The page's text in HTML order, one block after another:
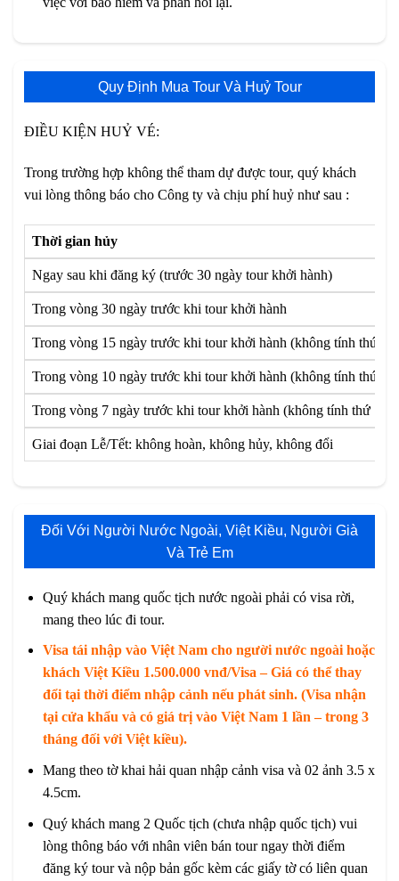
Quy Định Mua Tour Và Huỷ Tour
ĐIỀU KIỆN HUỶ VÉ:
Trong trường hợp không thể tham dự được tour, quý khách
vui lòng thông báo cho Công ty và chịu phí huỷ như sau :
Thời gian hủy
Ngay sau khi đăng ký (trước 30 ngày tour khởi hành)
Trong vòng 30 ngày trước khi tour khởi hành
Trong vòng 15 ngày trước khi tour khởi hành (không tính thứ 7
Trong vòng 10 ngày trước khi tour khởi hành (không tính thứ 7
Trong vòng 7 ngày trước khi tour khởi hành (không tính thứ 7
Giai đoạn Lễ/Tết: không hoàn, không hủy, không đổi
Đối Với Người Nước Ngoài, Việt Kiều, Người Già
Và Trẻ Em
Quý khách mang quốc tịch nước ngoài phải có visa rời,
mang theo lúc đi tour.
Visa tái nhập vào Việt Nam cho người nước ngoài hoặc
khách Việt Kiều 1.500.000 vnđ/Visa – Giá có thể thay
đổi tại thời điểm nhập cảnh nếu phát sinh. (Visa nhận
tại cửa khẩu và có giá trị vào Việt Nam 1 lần – trong 3
tháng đối với Việt kiều).
Mang theo tờ khai hải quan nhập cảnh visa và 02 ảnh 3.5 x
4.5cm.
Quý khách mang 2 Quốc tịch (chưa nhập quốc tịch) vui
lòng thông báo với nhân viên bán tour ngay thời điểm
đăng ký tour và nộp bản gốc kèm các giấy tờ có liên quan